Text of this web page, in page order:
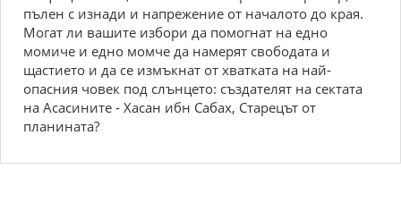
пълен с изнади и напрежение от началото до края.
Могат ли вашите избори да помогнат на едно
момиче и едно момче да намерят свободата и
щастието и да се измъкнат от хватката на най-
опасния човек под слънцето: създателят на сектата
на Асасините - Хасан ибн Сабах, Старецът от
планината?